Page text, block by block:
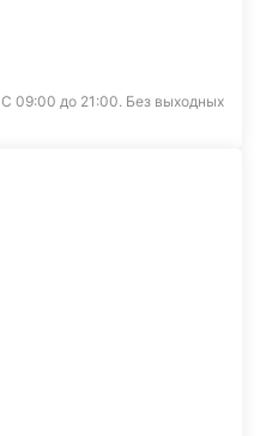
С 09:00 до 21:00. Без выходных